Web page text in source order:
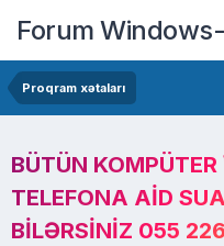
Forum
Proqram xətaları
BÜTÜN
TELEFONA AID
BILƏRSINIZ 055